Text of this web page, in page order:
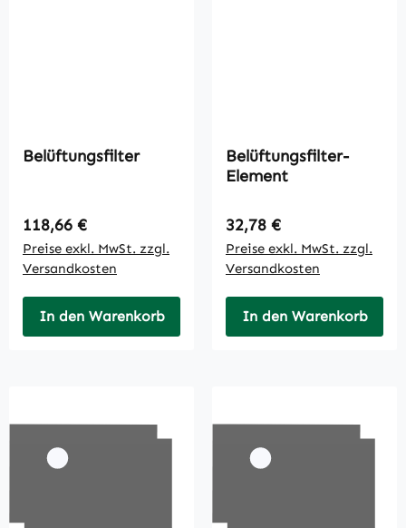
Belüftungsfilter
Regulärer Preis:
118,66 €
Preise exkl. MwSt. zzgl.
Versandkosten
In den Warenkorb
Belüftungsfilter-
Element
Regulärer Preis:
32,78 €
Preise exkl. MwSt. zzgl.
Versandkosten
In den Warenkorb